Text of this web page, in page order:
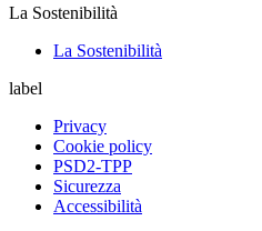
La Sostenibilità
La Sostenibilità
label
Privacy
Cookie policy
PSD2-TPP
Sicurezza
Accessibilità